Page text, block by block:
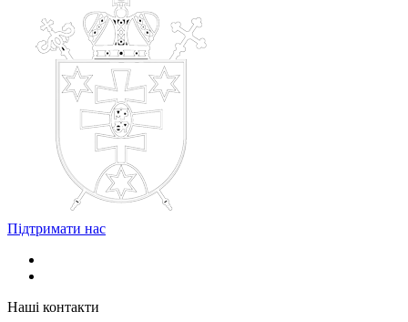
Підтримати нас
Наші контакти